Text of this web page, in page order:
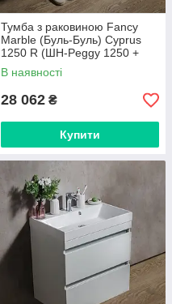
Тумба з раковиною Fancy
Marble (Буль-Буль) Cyprus
1250 R (ШН-Peggy 1250 +
3613301-R) білий
В наявності
28 062 ₴
Купити